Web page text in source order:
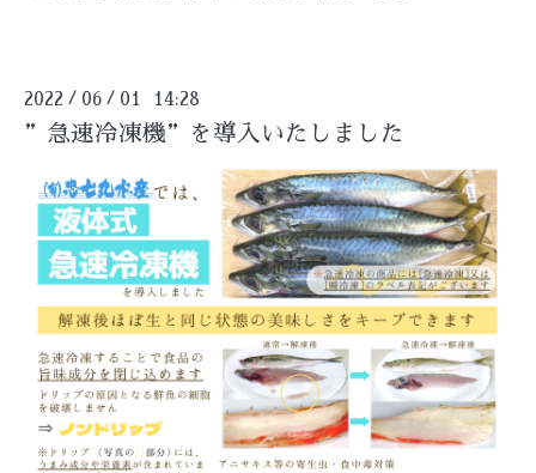
2022 / 06 / 01 14:28
”急速冷凍機”を導入いたしました